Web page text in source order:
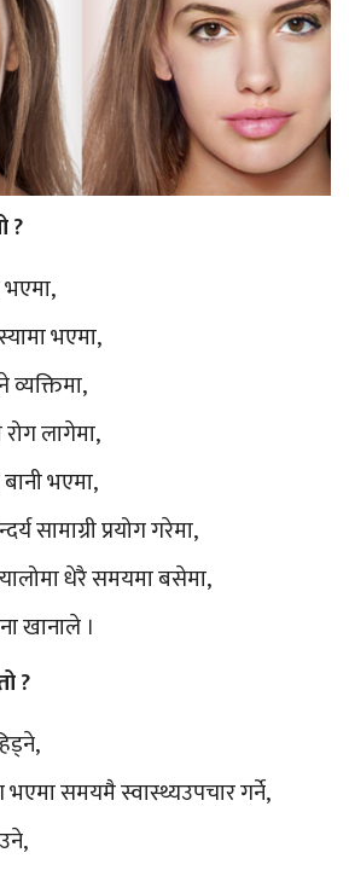
?
भएमा,
भएमा,
व्यक्तिमा,
लागेमा,
भएमा,
सामाग्री प्रयोग गरेमा,
धेरै समयमा बसेमा,
खानाले ।
?
भएमा समयमै स्वास्थ्यउपचार गर्ने,